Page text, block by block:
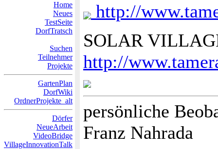
Home
Neues
TestSeite
DorfTratsch
Suchen
Teilnehmer
Projekte
GartenPlan
DorfWiki
OrdnerProjekte_alt
Dörfer
NeueArbeit
VideoBridge
VillageInnovationTalk
http://
SOLAR
http://
persönliche
Franz Nahrada